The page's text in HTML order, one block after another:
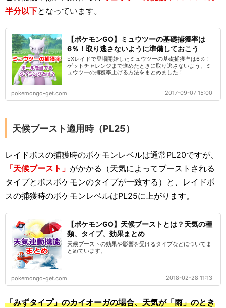
半分以下となっています。
【ポケモンGO】ミュウツーの基礎捕獲率は
6％！取り逃さないように準備しておこう
EXレイドで登場開始したミュウツーの基礎捕獲率は6％！
ゲットチャレンジまで進めたときに取り逃さないよう、ミ
ュウツーの捕獲率上げる方法をまとめました！
pokemongo-get.com 2017-09-07 15:00
天候ブースト適用時（PL25）
レイドボスの捕獲時のポケモンレベルは通常PL20ですが、
「天候ブースト」 がかかる（天気によってブーストされる
タイプとボスポケモンのタイプが一致する）と、レイドボ
スの捕獲時のポケモンレベルはPL25に上がります。
【ポケモンGO】天候ブーストとは？天気の種
類、タイプ、効果まとめ
天候ブーストの効果や影響を受けるタイプなどについてま
とめています。
pokemongo-get.com 2018-02-28 11:13
「みずタイプ」のカイオーガの場合、天気が「雨」のとき